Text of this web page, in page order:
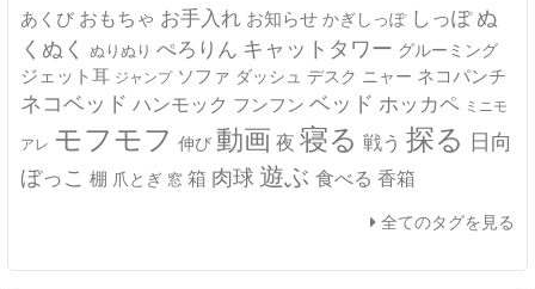
あくび おもちゃ お手入れ お知らせ かぎしっぽ しっぽ ぬ
くぬく ぬりぬり ぺろりん キャットタワー グルーミング
ジェット耳 ジャンプ ソファ ダッシュ デスク ニャー ネコパンチ
ネコベッド ハンモック フンフン ベッド ホッカペ ミニモ
アレ モフモフ 伸び 動画 夜 寝る 戦う 探る 日向
ぼっこ 棚 爪とぎ 窓 箱 肉球 遊ぶ 食べる 香箱
全てのタグを見る